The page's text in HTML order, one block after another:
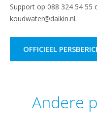
Support op 088 324 54 55
koudwater@daikin.nl.
OFFICIEEL
Andere